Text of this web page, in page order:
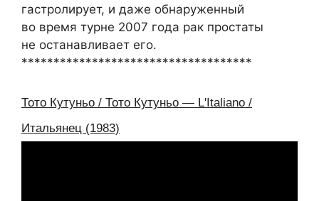
гастролирует, и даже обнаруженный
во время турне 2007 года рак простаты
не останавливает его.
************************************
Тото Кутуньо / Тото Кутуньо — L'Italiano /
Итальянец (1983)